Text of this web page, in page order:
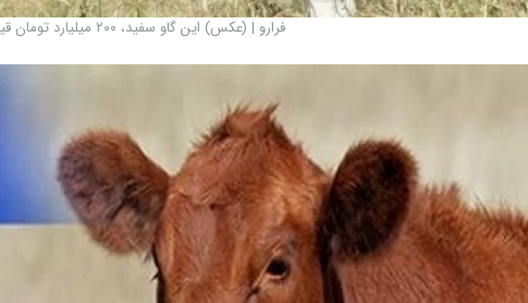
فرارو | (عکس) این گاو سفید، ۲۰۰ میلیارد تومان قیمت دارد!